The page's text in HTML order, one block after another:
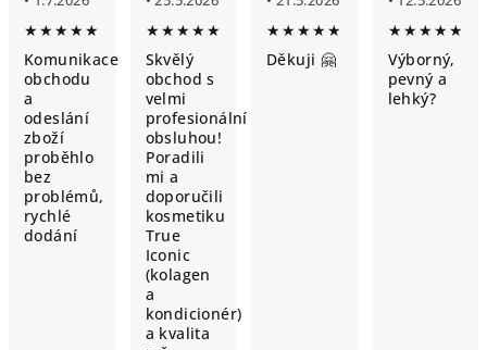
★★★★★
Komunikace
obchodu
a
odeslání
zboží
proběhlo
bez
problémů,
rychlé
dodání
★★★★★
Skvělý
obchod s
velmi
profesionální
obsluhou!
Poradili
mi a
doporučili
kosmetiku
True
Iconic
(kolagen
a
kondicionér)
a kvalita
★★★★★
Děkuji 🤗
★★★★★
Výborný,
pevný a
lehký?